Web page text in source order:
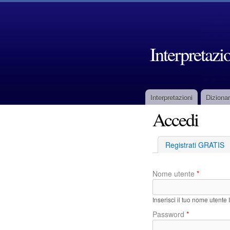
M
n
p
Interpretazioni
Accedi
Registrati GRATIS
Nome utente *
Inserisci il tuo nome utente
Password *